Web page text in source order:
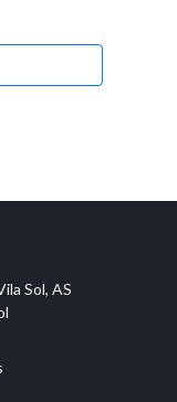
Sol, AS